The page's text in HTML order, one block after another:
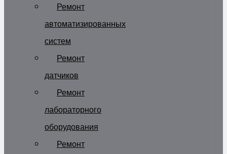
Ремонт
автоматизированных
систем
Ремонт
датчиков
Ремонт
лабораторного
оборудования
Ремонт